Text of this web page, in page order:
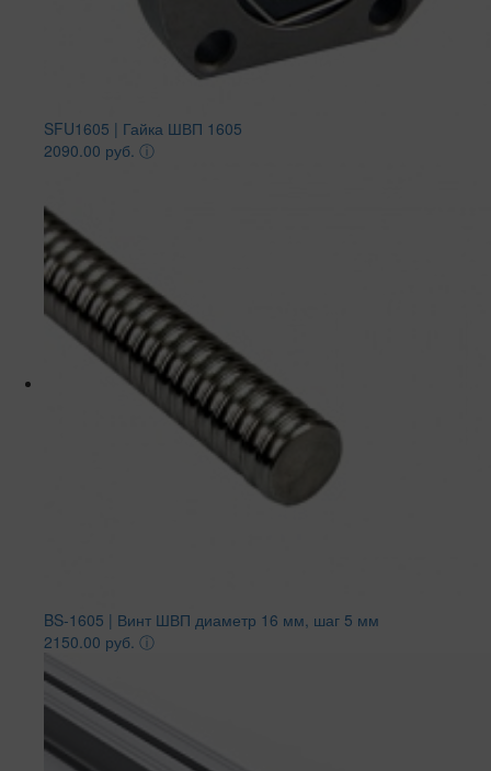
SFU1605 | Гайка ШВП 1605
2090.00 руб. ⓘ
BS-1605 | Винт ШВП диаметр 16 мм, шаг 5 мм
2150.00 руб. ⓘ